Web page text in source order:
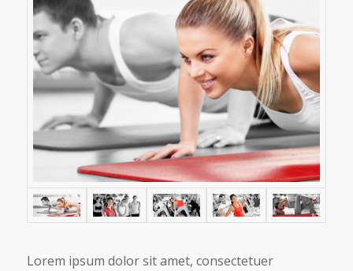
Lorem ipsum dolor sit amet, consectetuer